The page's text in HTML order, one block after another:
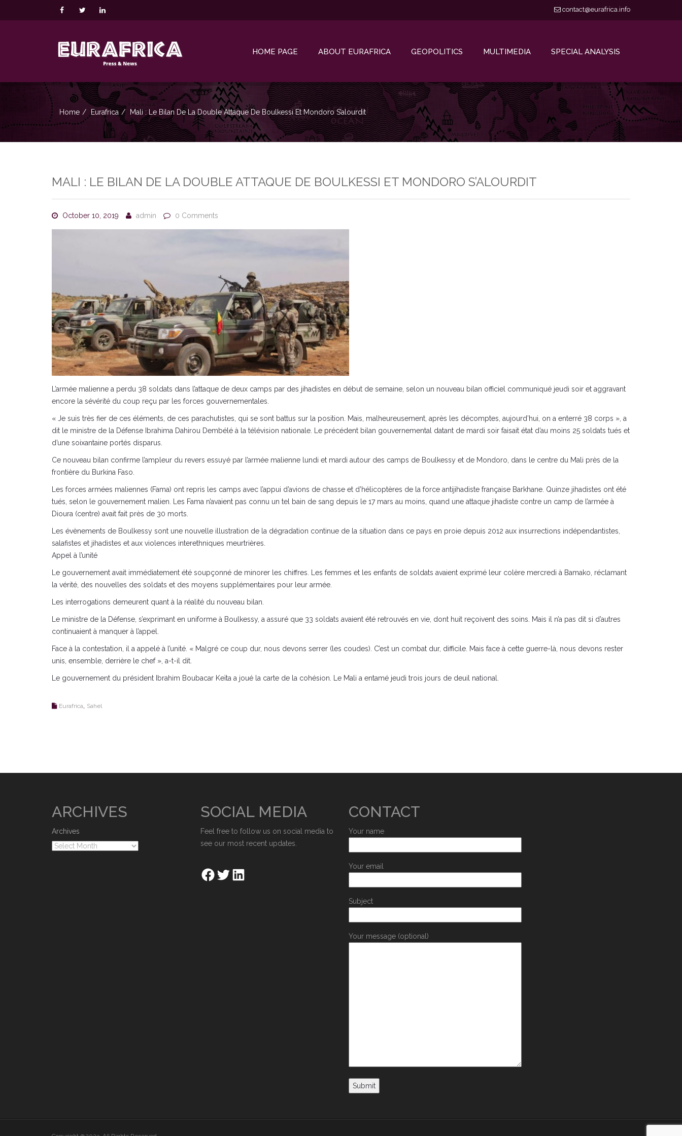
contact@eurafrica.info
HOME PAGE ABOUT EURAFRICA GEOPOLITICS MULTIMEDIA SPECIAL ANALYSIS
Home Eurafrica Mali : Le Bilan De La Double Attaque De Boulkessi Et Mondoro S’alourdit
MALI : LE BILAN DE LA DOUBLE ATTAQUE DE BOULKESSI ET MONDORO S’ALOURDIT
October 10, 2019 admin 0 Comments
L’armée malienne a perdu 38 soldats dans l’attaque de deux camps par des jihadistes en début de semaine, selon un nouveau bilan officiel communiqué jeudi soir et aggravant
encore la sévérité du coup reçu par les forces gouvernementales.
« Je suis très fier de ces éléments, de ces parachutistes, qui se sont battus sur la position. Mais, malheureusement, après les décomptes, aujourd’hui, on a enterré 38 corps », a
dit le ministre de la Défense Ibrahima Dahirou Dembélé à la télévision nationale. Le précédent bilan gouvernemental datant de mardi soir faisait état d’au moins 25 soldats tués et
d’une soixantaine portés disparus.
Ce nouveau bilan confirme l’ampleur du revers essuyé par l’armée malienne lundi et mardi autour des camps de Boulkessy et de Mondoro, dans le centre du Mali près de la
frontière du Burkina Faso.
Les forces armées maliennes (Fama) ont repris les camps avec l’appui d’avions de chasse et d’hélicoptères de la force antijihadiste française Barkhane. Quinze jihadistes ont été
tués, selon le gouvernement malien. Les Fama n’avaient pas connu un tel bain de sang depuis le 17 mars au moins, quand une attaque jihadiste contre un camp de l’armée à
Dioura (centre) avait fait près de 30 morts.
Les évènements de Boulkessy sont une nouvelle illustration de la dégradation continue de la situation dans ce pays en proie depuis 2012 aux insurrections indépendantistes,
salafistes et jihadistes et aux violences interethniques meurtrières.
Appel à l’unité
Le gouvernement avait immédiatement été soupçonné de minorer les chiffres. Les femmes et les enfants de soldats avaient exprimé leur colère mercredi à Bamako, réclamant
la vérité, des nouvelles des soldats et des moyens supplémentaires pour leur armée.
Les interrogations demeurent quant à la réalité du nouveau bilan.
Le ministre de la Défense, s’exprimant en uniforme à Boulkessy, a assuré que 33 soldats avaient été retrouvés en vie, dont huit reçoivent des soins. Mais il n’a pas dit si d’autres
continuaient à manquer à l’appel.
Face à la contestation, il a appelé à l’unité. « Malgré ce coup dur, nous devons serrer (les coudes). C’est un combat dur, difficile. Mais face à cette guerre-là, nous devons rester
unis, ensemble, derrière le chef », a-t-il dit.
Le gouvernement du président Ibrahim Boubacar Keïta a joué la carte de la cohésion. Le Mali a entamé jeudi trois jours de deuil national.
Eurafrica Sahel
ARCHIVES
Archives
SOCIAL MEDIA
Feel free to follow us on social media to
see our most recent updates.
CONTACT
Your name
Your email
Subject
Your message (optional)